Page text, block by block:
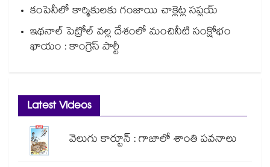
కంపెనీలో కార్మికులకు గంజాయి చాక్లెట్ల సప్లయ్
ఇథనాల్ పెట్రోల్ వల్ల దేశంలో మంచినీటి సంక్షోభం
ఖాయం : కాంగ్రెస్ పార్టీ
Latest Videos
వెలుగు కార్టూన్ : గాజాలో శాంతి పవనాలు